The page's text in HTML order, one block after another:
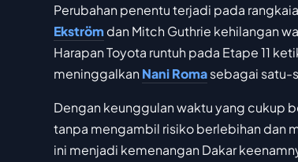
Perubahan penentu terjadi pada
Ekströmdan Mitch Guthrie kehilangan
Harapan Toyota runtuh pada Etape 11
meninggalkanNani Romasebagai satu-
Dengan keunggulan waktu yang cukup
tanpa mengambil risiko berlebihan dan
ini menjadi kemenangan Dakar